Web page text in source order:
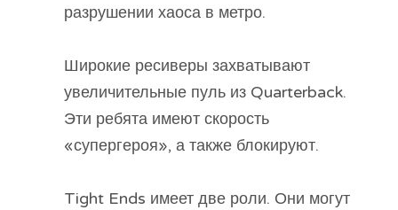
разрушении хаоса в метро.
Широкие ресиверы захватывают
увеличительные пуль из Quarterback.
Эти ребята имеют скорость
«супергероя», а также блокируют.
Tight Ends имеет две роли. Они могут